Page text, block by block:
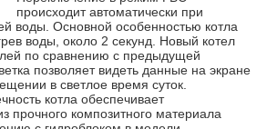
происходит автоматически при
воды. Основной особенностью котла
воды, около 2 секунд. Новый котел
по сравнению с предыдущей
позволяет видеть данные на экране
в светлое время суток.
котла обеспечивает
прочного композитного материала